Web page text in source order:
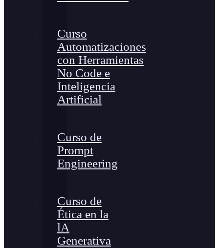
Curso
Automatizaciones
con Herramientas
No Code e
Inteligencia
Artificial
Curso de
Prompt
Engineering
Curso de
Ética en la
lA
Generativa